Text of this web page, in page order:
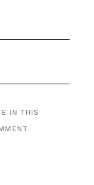
IN THIS